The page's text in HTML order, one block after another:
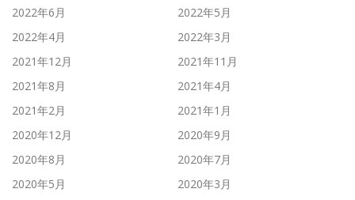
2022年6月
2022年5月
2022年4月
2022年3月
2021年12月
2021年11月
2021年8月
2021年4月
2021年2月
2021年1月
2020年12月
2020年9月
2020年8月
2020年7月
2020年5月
2020年3月